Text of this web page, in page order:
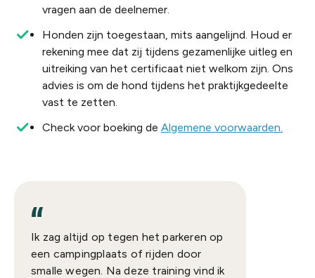
vragen aan de deelnemer.
Honden zijn toegestaan, mits aangelijnd. Houd er
rekening mee dat zij tijdens gezamenlijke uitleg en
uitreiking van het certificaat niet welkom zijn. Ons
advies is om de hond tijdens het praktijkgedeelte
vast te zetten.
Check voor boeking de Algemene voorwaarden.
“
Ik zag altijd op tegen het parkeren op
een campingplaats of rijden door
smalle wegen. Na deze training vind ik